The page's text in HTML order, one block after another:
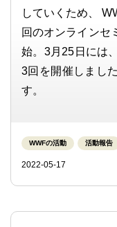
していくため、
回のオンラインセ
始。3月25日には
3回を開催しまし
す。
WWFの活動 活動報告
2022-05-17